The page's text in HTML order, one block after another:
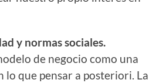
y normas sociales.
de negocio como una
lo que pensar a posteriori. La